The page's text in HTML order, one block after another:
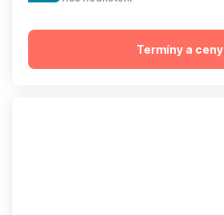
Termíny a ceny